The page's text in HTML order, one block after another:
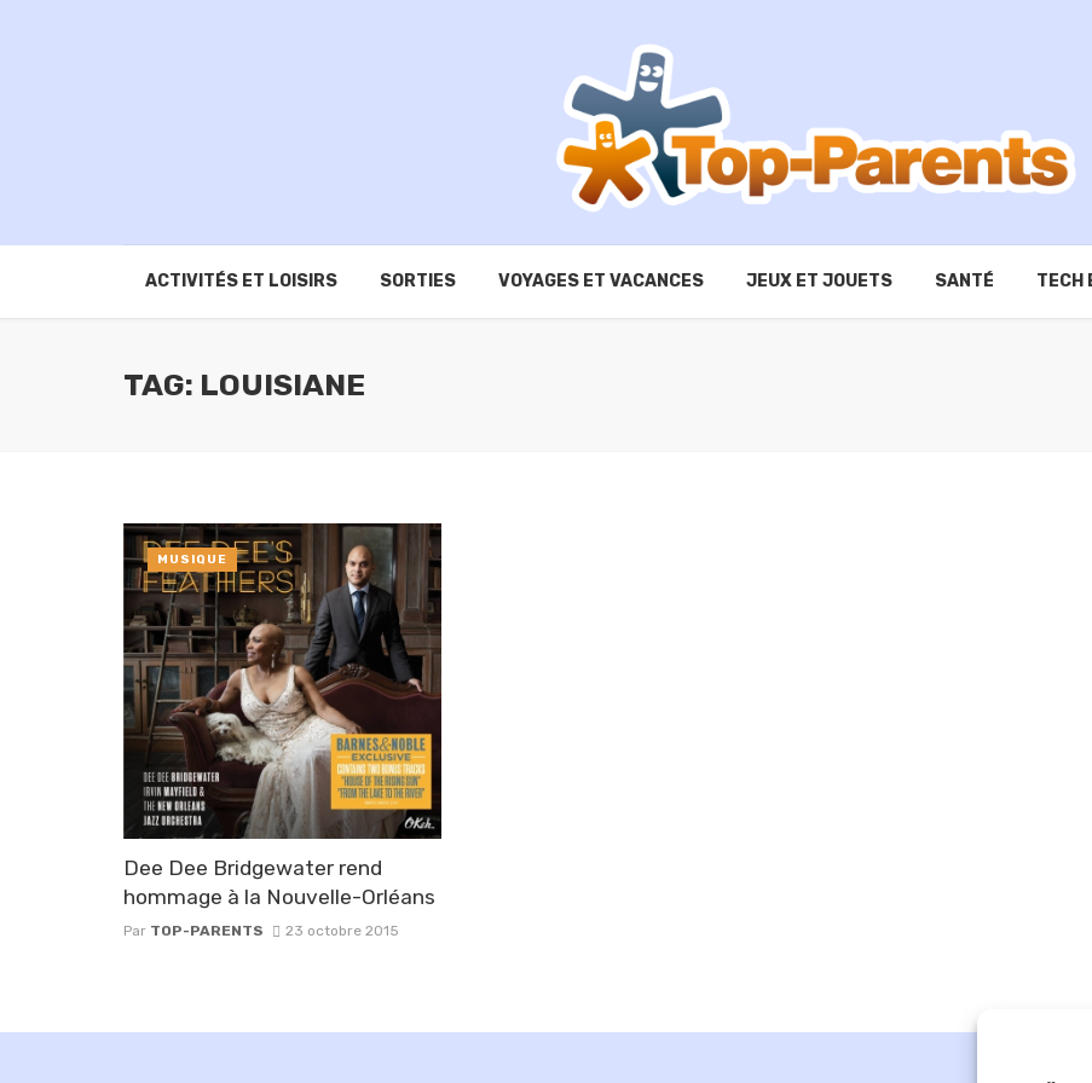
ACTIVITÉS ET LOISIRS SORTIES VOYAGES ET VACANCES JEUX ET JOUETS SANTÉ TECH
TAG: LOUISIANE
Dee Dee Bridgewater rend
hommage à la Nouvelle-Orléans
Par TOP-PARENTS 23 octobre 2015
MUSIQUE